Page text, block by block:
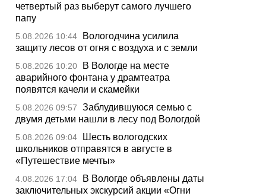
четвертый раз выберут самого лучшего
папу
5.08.2026 10:44
Вологодчина усилила
защиту лесов от огня с воздуха и с земли
5.08.2026 10:20
В Вологде на месте
аварийного фонтана у драмтеатра
появятся качели и скамейки
5.08.2026 09:57
Заблудившуюся семью с
двумя детьми нашли в лесу под Вологдой
5.08.2026 09:04
Шесть вологодских
школьников отправятся в августе в
«Путешествие мечты»
4.08.2026 17:04
В Вологде объявлены даты
заключительных экскурсий акции «Огни